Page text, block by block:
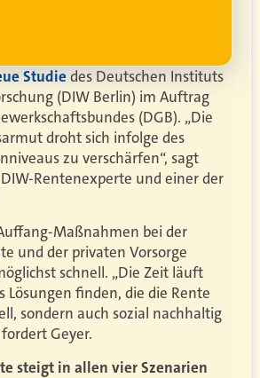
Studie des Deutschen Instituts
(DIW Berlin) im Auftrag
(DGB). „Die
droht sich infolge des
zu verschärfen“, sagt
Rentenexperte und einer der
Maßnahmen bei der
und der privaten Vorsorge
schnell. „Die Zeit läuft
Lösungen finden, die die Rente
sondern auch sozial nachhaltig
Geyer.
steigt in allen vier Szenarien